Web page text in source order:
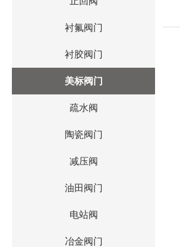
衬氟阀门
衬胶阀门
美标阀门
疏水阀
陶瓷阀门
减压阀
油田阀门
电站阀
冶金阀门